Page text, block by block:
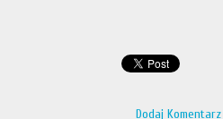
Dodaj Komentarz